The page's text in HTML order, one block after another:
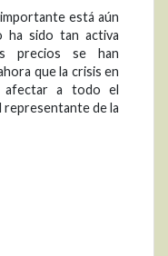
está aún
ha sido tan activa
precios se han
que la crisis en
afectar a todo el
representante de la